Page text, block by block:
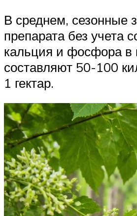
В среднем, сезонные
препарата без учета
кальция и фосфора в
составляют 50-100
1 гектар.